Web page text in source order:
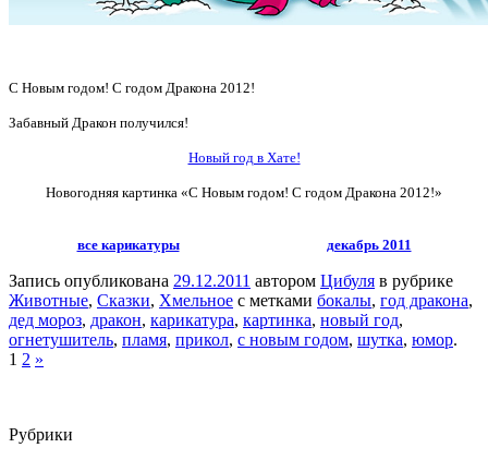
С Новым годом! С годом Дракона 2012!
Забавный Дракон получился!
Новый год в Хате!
Новогодняя картинка «С Новым годом! С годом Дракона 2012!»
все карикатуры декабрь 2011
Запись опубликована 29.12.2011 автором Цибуля в рубрике
Животные, Сказки, Хмельное с метками бокалы, год дракона,
дед мороз, дракон, карикатура, картинка, новый год,
огнетушитель, пламя, прикол, с новым годом, шутка, юмор.
1 2 »
Рубрики